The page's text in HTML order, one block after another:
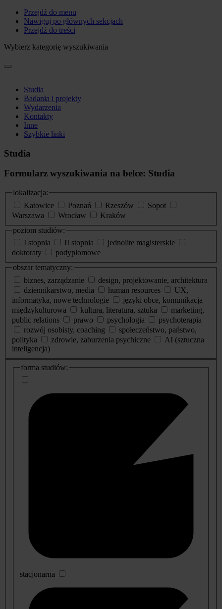
Przejdź do menu
Nawiguj po głównych sekcjach
Przejdź do treści
Wybierz kategorię wyszukiwania
Studia
Badania i projekty
Wydarzenia
Kontakty
Inne
Szybkie linki
Studia
Formularz wyszukiwania na belce: Studia
lokalizacja:
Katowice
Poznań Rzeszów
Sopot
Warszawa
Wrocław
Kraków
poziom studiów:
I stopnia
II stopnia
jednolite magisterskie
doktoraty
podyplomowe
obszar tematyczny:
biznes, zarządzanie
design, projektowanie, architektura
dziennikarstwo, media
human resources
UX,
informatyka, nowe technologie
języki obce, komunikacja
międzykulturowa
kultura, literatura, sztuka
marketing,
public relations
prawo psychologia
psychoterapia
rozwój osobisty, coaching
społeczeństwo, państwo,
polityka
zdrowie, zaburzenia psychiczne
AI (sztuczna
inteligencja)
dodatkowe
informacje
forma studiów:
stacjonarna